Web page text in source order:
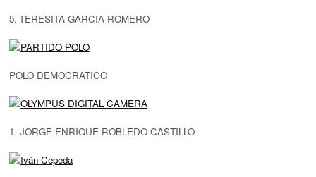
5.-TERESITA GARCIA ROMERO
POLO DEMOCRATICO
1.-JORGE ENRIQUE ROBLEDO CASTILLO